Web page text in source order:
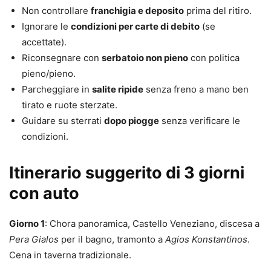
Non controllare franchigia e deposito prima del ritiro.
Ignorare le condizioni per carte di debito (se
accettate).
Riconsegnare con serbatoio non pieno con politica
pieno/pieno.
Parcheggiare in salite ripide senza freno a mano ben
tirato e ruote sterzate.
Guidare su sterrati dopo piogge senza verificare le
condizioni.
Itinerario suggerito di 3 giorni
con auto
Giorno 1: Chora panoramica, Castello Veneziano, discesa a
Pera Gialos per il bagno, tramonto a Agios Konstantinos.
Cena in taverna tradizionale.